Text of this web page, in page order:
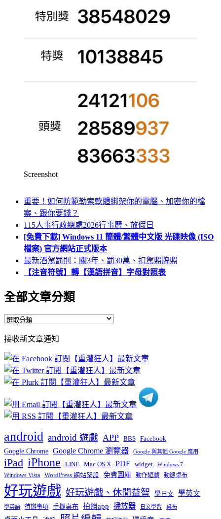
Screenshot
重要！如何防範勒索軟體綁架你的電腦、加密你的檔
案、跟你要錢？
115人事行政總處2026行事曆、放假日
[免費下載] Windows 11 簡體/繁體中文版 光碟映像 (ISO
檔案) 官方網站正式版本
最新酒駕罰則：關3年、罰30萬、扣駕照牌照
【注音符號】轉【漢語拼音】字母對照表
全部文章分類
全
文
章
分
類
接收新文章通知
android android 遊戲 APP BBS Facebook
Google Chrome Google Chrome 瀏覽器 Google 與其他 Google 應用
iPad iPhone LINE Mac OS X PDF widget Windows 7
Windows Vista WordPress 網站架設 免費圖庫 動作遊戲 動態桌布
好玩遊戲 好玩遊戲、休閒益智 學日文 學英文
學英語 待辦事項 手機桌布 拍照app 播放器 日文學習 桌布